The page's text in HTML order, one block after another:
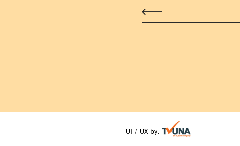
UI / UX by: